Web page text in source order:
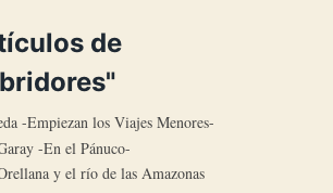
de
-Empiezan los Viajes Menores-
-En el Pánuco-
y el río de las Amazonas